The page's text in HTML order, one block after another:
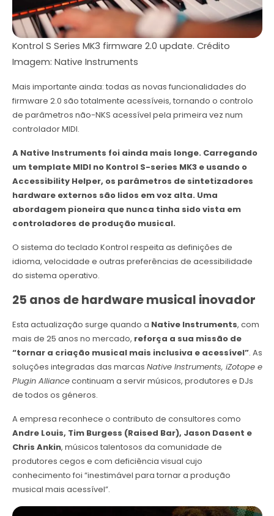
Kontrol S Series MK3 firmware 2.0 update. Crédito
Imagem: Native Instruments
Mais importante ainda: todas as novas funcionalidades do
firmware 2.0 são totalmente acessíveis, tornando o controlo
de parâmetros não-NKS acessível pela primeira vez num
controlador MIDI.
A Native Instruments foi ainda mais longe. Carregando
um template MIDI no Kontrol S-series MK3 e usando o
Accessibility Helper, os parâmetros de sintetizadores
hardware externos são lidos em voz alta. Uma
abordagem pioneira que nunca tinha sido vista em
controladores de produção musical.
O sistema do teclado Kontrol respeita as definições de
idioma, velocidade e outras preferências de acessibilidade
do sistema operativo.
25 anos de hardware musical inovador
Esta actualização surge quando a Native Instruments, com
mais de 25 anos no mercado, reforça a sua missão de
“tornar a criação musical mais inclusiva e acessível”. As
soluções integradas das marcas Native Instruments, iZotope e
Plugin Alliancecontinuam a servir músicos, produtores e DJs
de todos os géneros.
A empresa reconhece o contributo de consultores como
Andre Louis, Tim Burgess (Raised Bar), Jason Dasent e
Chris Ankin, músicos talentosos da comunidade de
produtores cegos e com deficiência visual cujo
conhecimento foi “inestimável para tornar a produção
musical mais acessível”.